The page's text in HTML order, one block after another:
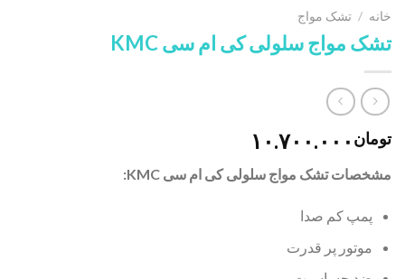
خانه / تشک مواج
تشک مواج سلولی کی ام سی KMC
تومان ۱۰.۷۰۰.۰۰۰
مشخصات تشک مواج سلولی کی ام سی KMC:
پمپ کم صدا
موتور پر قدرت